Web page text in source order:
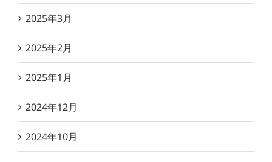
2025年3月
2025年2月
2025年1月
2024年12月
2024年10月